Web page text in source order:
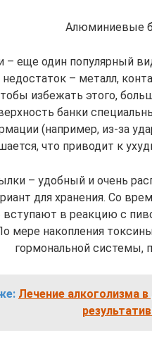
Алюминиевые
еще один популярный
– металл,
избежать этого,
банки
(например, из-за
что приводит к
– удобный и очень
для хранения. Со
в реакцию с
мере накопления
гормональной системы,
Лечение алкоголизма